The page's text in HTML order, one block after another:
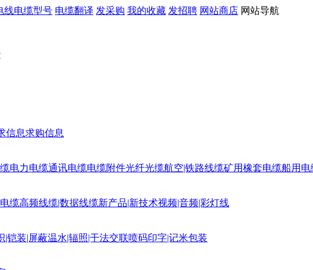
线电缆型号 电缆翻译 发采购 我的收藏 发招聘 网站商店 网站导航
信息求购信息
电力电缆通讯电缆电缆附件光纤光缆航空|铁路线缆矿用橡套电缆船用电
缆高频线缆|数据线缆新产品|新技术视频|音频|彩灯线
|铠装|屏蔽温水|辐照|干法交联喷码印字|记米包装